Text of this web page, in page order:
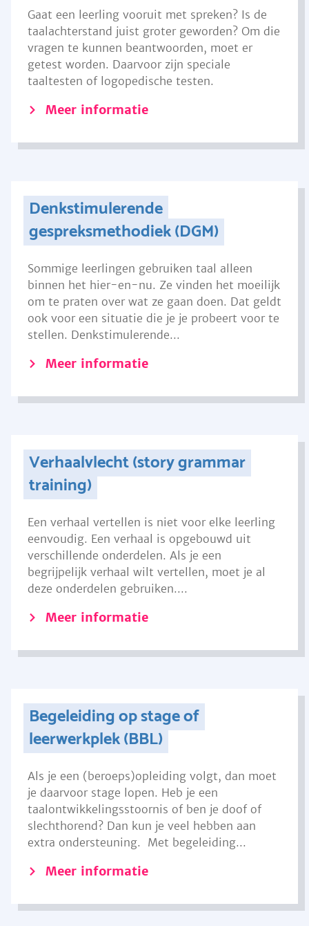
Gaat een leerling vooruit met spreken? Is de
taalachterstand juist groter geworden? Om die
vragen te kunnen beantwoorden, moet er
getest worden. Daarvoor zijn speciale
taaltesten of logopedische testen.
Meer informatie
Denkstimulerende
gespreksmethodiek (DGM)
Sommige leerlingen gebruiken taal alleen
binnen het hier-en-nu. Ze vinden het moeilijk
om te praten over wat ze gaan doen. Dat geldt
ook voor een situatie die je je probeert voor te
stellen. Denkstimulerende...
Meer informatie
Verhaalvlecht (story grammar
training)
Een verhaal vertellen is niet voor elke leerling
eenvoudig. Een verhaal is opgebouwd uit
verschillende onderdelen. Als je een
begrijpelijk verhaal wilt vertellen, moet je al
deze onderdelen gebruiken....
Meer informatie
Begeleiding op stage of
leerwerkplek (BBL)
Als je een (beroeps)opleiding volgt, dan moet
je daarvoor stage lopen. Heb je een
taalontwikkelingsstoornis of ben je doof of
slechthorend? Dan kun je veel hebben aan
extra ondersteuning. Met begeleiding...
Meer informatie